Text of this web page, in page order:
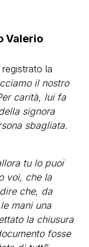
Valerio
la
il nostro
carità, lui fa
signora
sbagliata.
tu lo puoi
voi, che la
che, da
mani una
la chiusura
fosse